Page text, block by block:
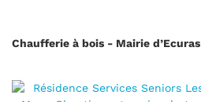
Chaufferie à bois - Mairie d’Ecuras